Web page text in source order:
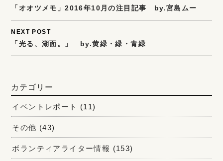
navigation
「オオツメモ」2016年10月の注目記事 by.宮島ムー
NEXT POST
「光る、湖面。」 by.黄緑・緑・青緑
カテゴリー
イベントレポート (11)
その他 (43)
ボランティアライター情報 (153)